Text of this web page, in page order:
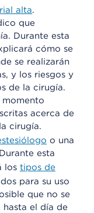
alta.
que
Durante esta
cómo se
se realizarán
y los riesgos y
de la cirugía.
momento
acerca de
cirugía.
o una
esta
los tipos de
para su uso
que no se
hasta el día de